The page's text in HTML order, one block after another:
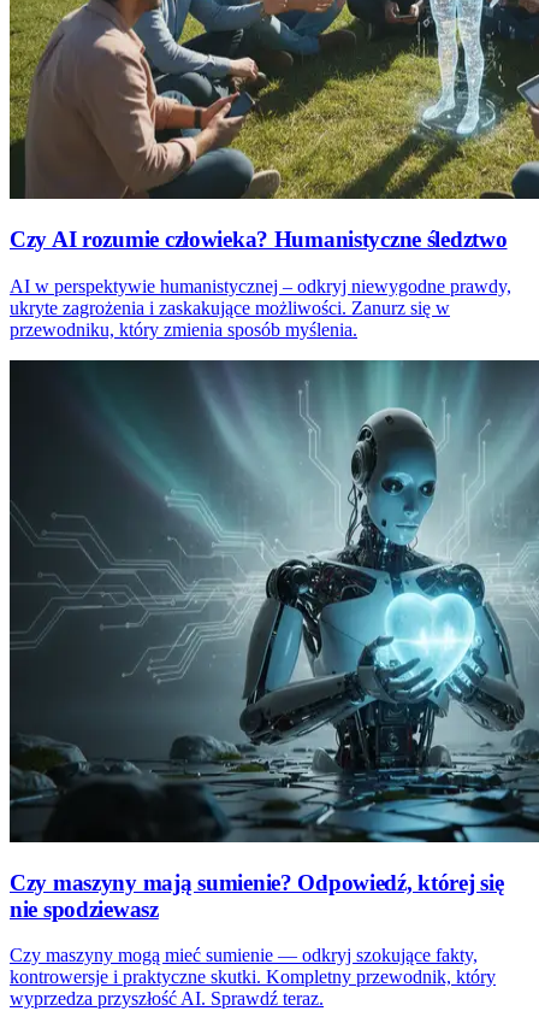
Czy AI rozumie człowieka? Humanistyczne śledztwo
AI w perspektywie humanistycznej – odkryj niewygodne prawdy,
ukryte zagrożenia i zaskakujące możliwości. Zanurz się w
przewodniku, który zmienia sposób myślenia.
Czy maszyny mają sumienie? Odpowiedź, której się
nie spodziewasz
Czy maszyny mogą mieć sumienie — odkryj szokujące fakty,
kontrowersje i praktyczne skutki. Kompletny przewodnik, który
wyprzedza przyszłość AI. Sprawdź teraz.